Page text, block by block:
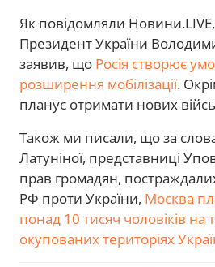
Як повідомляли
Президент України
заявив, що Росія створює
розширення мобілізації.
планує отримати нових
Також ми писали, що за
Латуніної, представниці
прав громадян,
РФ проти України, Москва
понад 10 тисяч чоловіків на
окупованих територіях